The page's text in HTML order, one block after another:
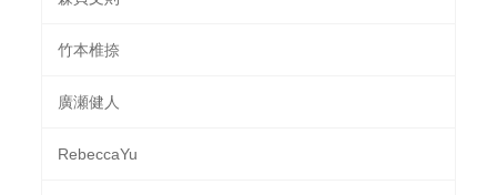
竹本椎捺
廣瀬健人
RebeccaYu